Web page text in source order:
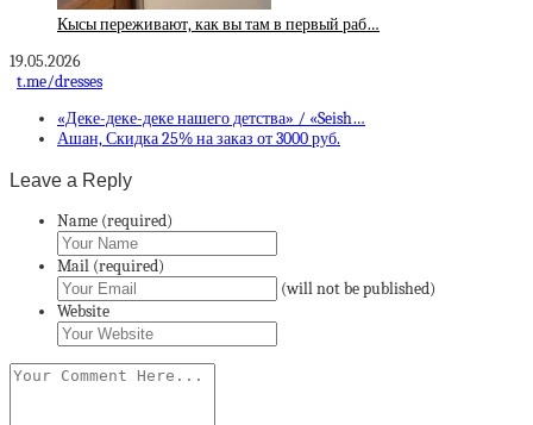
Кысы переживают, как вы там в первый раб…
19.05.2026
t.me/dresses
«Деке-деке-деке нашего детства» / «Seish…
Ашан, Скидка 25% на заказ от 3000 руб.
Leave a Reply
Name (required)
Mail (required)
(will not be published)
Website